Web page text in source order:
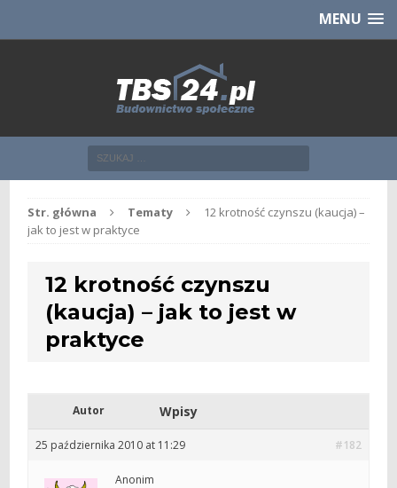
CHCĘ [klik]MENU
Str. główna Tematy
12 krotność czynszu (kaucja) –
jak to jest w praktyce
12 krotność czynszu
(kaucja) – jak to jest w
praktyce
Autor Wpisy
25 października 2010 at 11:29 #182
Anonim